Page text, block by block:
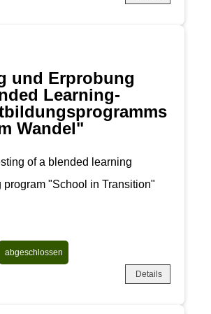
und Erprobung
Learning-
Wandel"
of a blended learning
program "School in Transition"
abgeschlossen
Details